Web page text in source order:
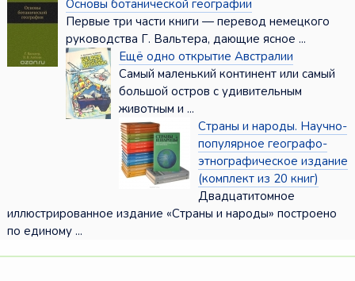
Основы ботанической географии
Первые три части книги — перевод немецкого
руководства Г. Вальтера, дающие ясное ...
Ещё одно открытие Австралии
Самый маленький континент или самый
большой остров с удивительным
животным и ...
Страны и народы. Научно-
популярное географо-
этнографическое издание
(комплект из 20 книг)
Двадцатитомное
иллюстрированное издание «Страны и народы» построено
по единому ...